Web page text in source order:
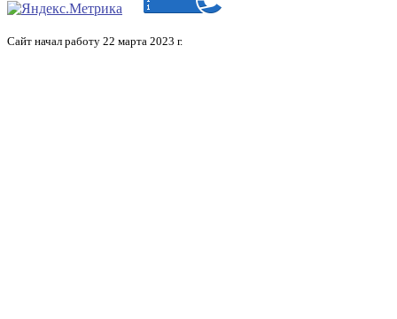
Сайт начал работу 22 марта 2023 г.